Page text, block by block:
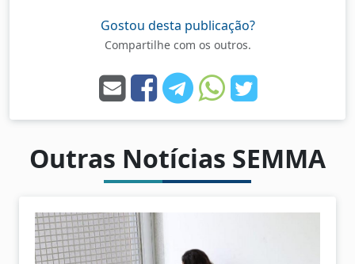
Gostou desta publicação?
Compartilhe com os outros.
Outras Notícias SEMMA